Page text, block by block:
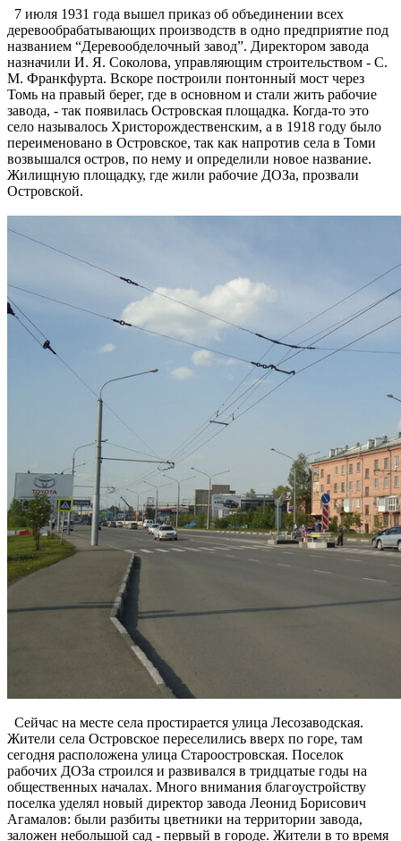
7 июля 1931 года вышел приказ об объединении всех
деревообрабатывающих производств в одно предприятие под
названием “Деревообделочный завод”. Директором завода
назначили И. Я. Соколова, управляющим строительством - С.
М. Франкфурта. Вскоре построили понтонный мост через
Томь на правый берег, где в основном и стали жить рабочие
завода, - так появилась Островская площадка. Когда-то это
село называлось Христорождественским, а в 1918 году было
переименовано в Островское, так как напротив села в Томи
возвышался остров, по нему и определили новое название.
Жилищную площадку, где жили рабочие ДОЗа, прозвали
Островской.
Сейчас на месте села простирается улица Лесозаводская.
Жители села Островское переселились вверх по горе, там
сегодня расположена улица Староостровская. Поселок
рабочих ДОЗа строился и развивался в тридцатые годы на
общественных началах. Много внимания благоустройству
поселка уделял новый директор завода Леонид Борисович
Агамалов: были разбиты цветники на территории завода,
заложен небольшой сад - первый в городе. Жители в то время